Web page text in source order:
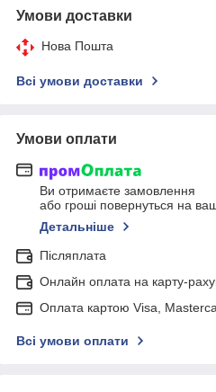
Умови доставки
Нова Пошта
Всі умови доставки
Умови оплати
Ви отримаєте замовлення
або гроші повернуться на
Детальніше
Післяплата
Онлайн оплата на карту-
Оплата картою Visa,
Всі умови оплати